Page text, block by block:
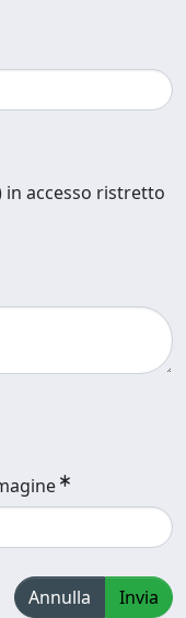
accesso ristretto
Annulla Invia